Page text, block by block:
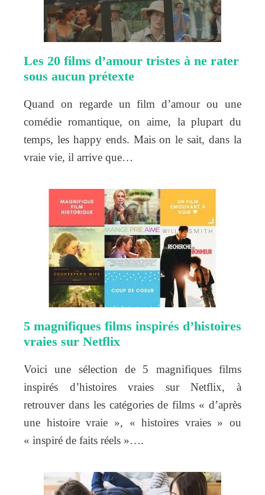
Les 20 films d’amour tristes à ne rater
sous aucun prétexte
Quand on regarde un film d’amour ou une
comédie romantique, on aime, la plupart du
temps, les happy ends. Mais on le sait, dans la
vraie vie, il arrive que…
5 magnifiques films inspirés d’histoires
vraies sur Netflix
Voici une sélection de 5 magnifiques films
inspirés d’histoires vraies sur Netflix, à
retrouver dans les catégories de films « d’après
une histoire vraie », « histoires vraies » ou
« inspiré de faits réels »….